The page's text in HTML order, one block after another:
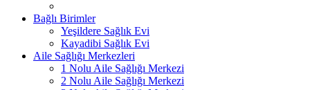
Bağlı Birimler
Yeşildere Sağlık Evi
Kayadibi Sağlık Evi
Aile Sağlığı Merkezleri
1 Nolu Aile Sağlığı Merkezi
2 Nolu Aile Sağlığı Merkezi